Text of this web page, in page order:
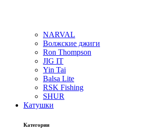
NARVAL
Волжские джиги
Ron Thompson
JIG IT
Yin Tai
Balsa Lite
RSK Fishing
SHUR
Катушки
Категории